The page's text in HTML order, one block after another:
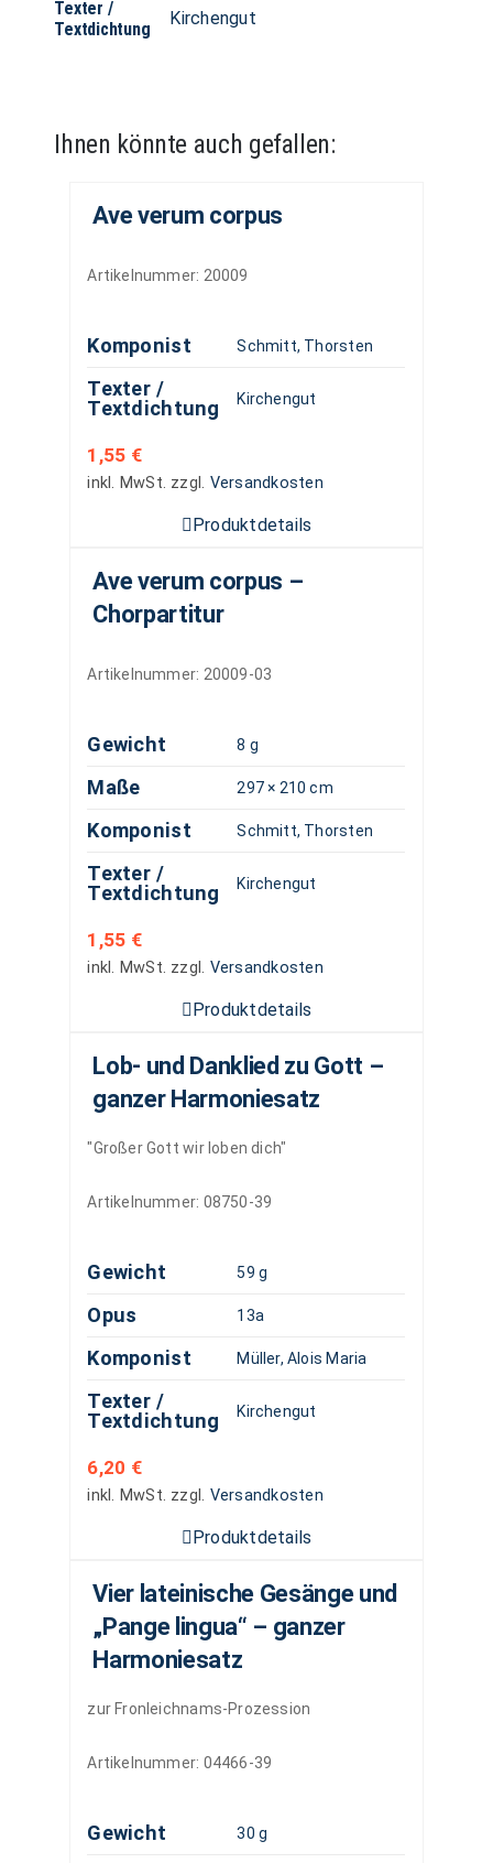
Texter /
Textdichtung
Kirchengut
Ihnen könnte auch gefallen:
Ave verum corpus
Artikelnummer: 20009
Komponist Schmitt, Thorsten
Texter /
Textdichtung
Kirchengut
1,55 €
inkl. MwSt. zzgl. Versandkosten
Produktdetails
Ave verum corpus –
Chorpartitur
Artikelnummer: 20009-03
Gewicht 8 g
Maße 297 × 210 cm
Komponist Schmitt, Thorsten
Texter /
Textdichtung
Kirchengut
1,55 €
inkl. MwSt. zzgl. Versandkosten
Produktdetails
Lob- und Danklied zu Gott –
ganzer Harmoniesatz
"Großer Gott wir loben dich"
Artikelnummer: 08750-39
Gewicht 59 g
Opus 13a
Komponist Müller, Alois Maria
Texter /
Textdichtung
Kirchengut
6,20 €
inkl. MwSt. zzgl. Versandkosten
Produktdetails
Vier lateinische Gesänge und
„Pange lingua“ – ganzer
Harmoniesatz
zur Fronleichnams-Prozession
Artikelnummer: 04466-39
Gewicht 30 g